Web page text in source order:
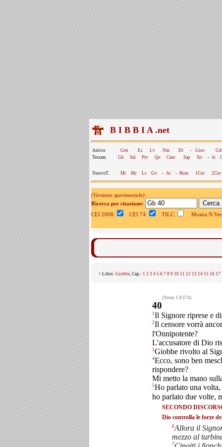
B I B B I A .net
Antico Gen Es Lv Nm Dt - Gios
Testam.
Gb Sal Prv Qo Cant Sap Sir - Is
NuovoT. Mt Mc Lc Gv - At - Rom 1Cor 2Cor
(Versione sperimentale)
Ricerca per citazione:
CEI 2008:
CEI 74: TILC: Mostra
> Libro: Giobbe, Cap.: 1 2 3 4 5 6 7 8 9 10 11 12 13 14 15 16 17
(Testo CEI74)
40
1Il Signore riprese e
2Il censore vorrà
l'Onnipotente?
L'accusatore di Dio
3Giobbe rivolto al
4Ecco, sono ben
rispondere?
Mi metto la mano
5Ho parlato una
ho parlato due volte,
SECONDO
Dio controlla le forze
6Allora il
mezzo al
7